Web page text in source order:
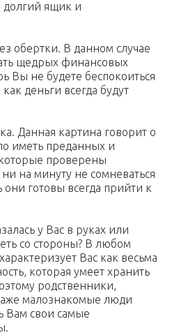
долгий ящик и
обертки. В данном случае
щедрых финансовых
Вы не будете беспокоиться
деньги всегда будут
Данная картина говорит о
иметь преданных и
проверены
на минуту не сомневаться
они готовы всегда прийти к
у Вас в руках или
со стороны? В любом
Вас как весьма
которая умеет хранить
родственники,
малознакомые люди
Вам свои самые